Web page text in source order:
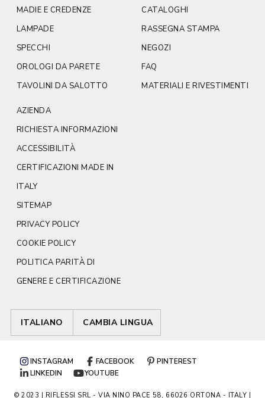
MADIE E CREDENZE
LAMPADE
SPECCHI
OROLOGI DA PARETE
TAVOLINI DA SALOTTO
CATALOGHI
RASSEGNA STAMPA
NEGOZI
FAQ
MATERIALI E RIVESTIMENTI
AZIENDA
RICHIESTA INFORMAZIONI
ACCESSIBILITÀ
CERTIFICAZIONI MADE IN
ITALY
SITEMAP
PRIVACY POLICY
COOKIE POLICY
POLITICA PARITÀ DI
GENERE E CERTIFICAZIONE
ITALIANO CAMBIA LINGUA
© 2023 | RIFLESSI SRL - VIA NINO PACE 58, 66026 ORTONA - ITALY |
INSTAGRAM FACEBOOK
PINTEREST
LINKEDIN
YOUTUBE